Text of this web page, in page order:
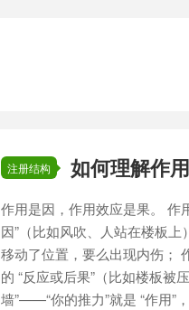
注册结构 如何理解作
作用是因，作用效应是果。 作
因”（比如风吹、人站在楼板
移动了位置，要么出现内伤；
的 “反应或后果”（比如楼板被
墙”——“你的推力”就是 “作用”